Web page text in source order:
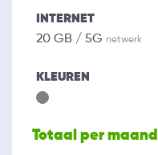
INTERNET
20 GB / 5G netwerk
KLEUREN
Totaal per maand